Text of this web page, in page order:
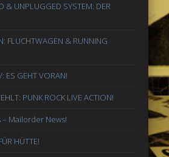
& UNPLUGGED SYSTEM: DER
FLUCHTWAGEN & RUNNING
ES GEHT VORAN!
PUNK ROCK LIVE ACTION!
Mailorder News!
HÜTTE!